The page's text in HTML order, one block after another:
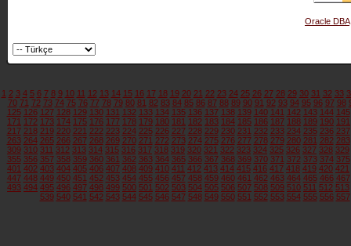
Oracle DBA
1 2 3 4 5 6 7 8 9 10 11 12 13 14 15 16 17 18 19 20 21 22 23 24 25 26 27 28 29 30 31 32 33
70 71 72 73 74 75 76 77 78 79 80 81 82 83 84 85 86 87 88 89 90 91 92 93 94 95 96 97 98
125 126 127 128 129 130 131 132 133 134 135 136 137 138 139 140 141 142 143 144 145
171 172 173 174 175 176 177 178 179 180 181 182 183 184 185 186 187 188 189 190 191
217 218 219 220 221 222 223 224 225 226 227 228 229 230 231 232 233 234 235 236 237
263 264 265 266 267 268 269 270 271 272 273 274 275 276 277 278 279 280 281 282 283
309 310 311 312 313 314 315 316 317 318 319 320 321 322 323 324 325 326 327 328 329
355 356 357 358 359 360 361 362 363 364 365 366 367 368 369 370 371 372 373 374 375
401 402 403 404 405 406 407 408 409 410 411 412 413 414 415 416 417 418 419 420 421
447 448 449 450 451 452 453 454 455 456 457 458 459 460 461 462 463 464 465 466 467
493 494 495 496 497 498 499 500 501 502 503 504 505 506 507 508 509 510 511 512 513
539 540 541 542 543 544 545 546 547 548 549 550 551 552 553 554 555 556 557